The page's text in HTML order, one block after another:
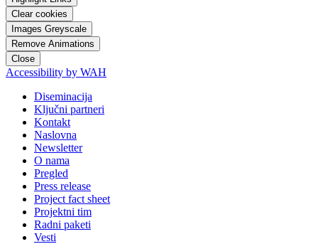
Clear cookies
Images Greyscale
Remove Animations
Close
Accessibility by WAH
Diseminacija
Ključni partneri
Kontakt
Naslovna
Newsletter
O nama
Pregled
Press release
Project fact sheet
Projektni tim
Radni paketi
Vesti